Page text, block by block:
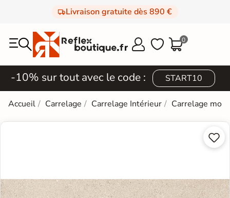
Livraison gratuite dès 890 €
  0
-10% sur tout avec le code : START10
Accueil Carrelage Carrelage Intérieur Carrelage

